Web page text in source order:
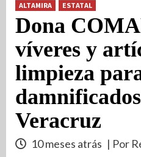
ALTAMIRA ESTATAL
Dona
víveres y
limpieza
Veracruz
10 meses atrás | Por